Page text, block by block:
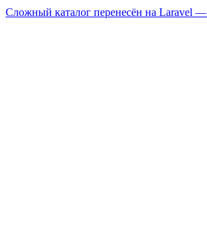
Сложный каталог перенесён на Laravel —